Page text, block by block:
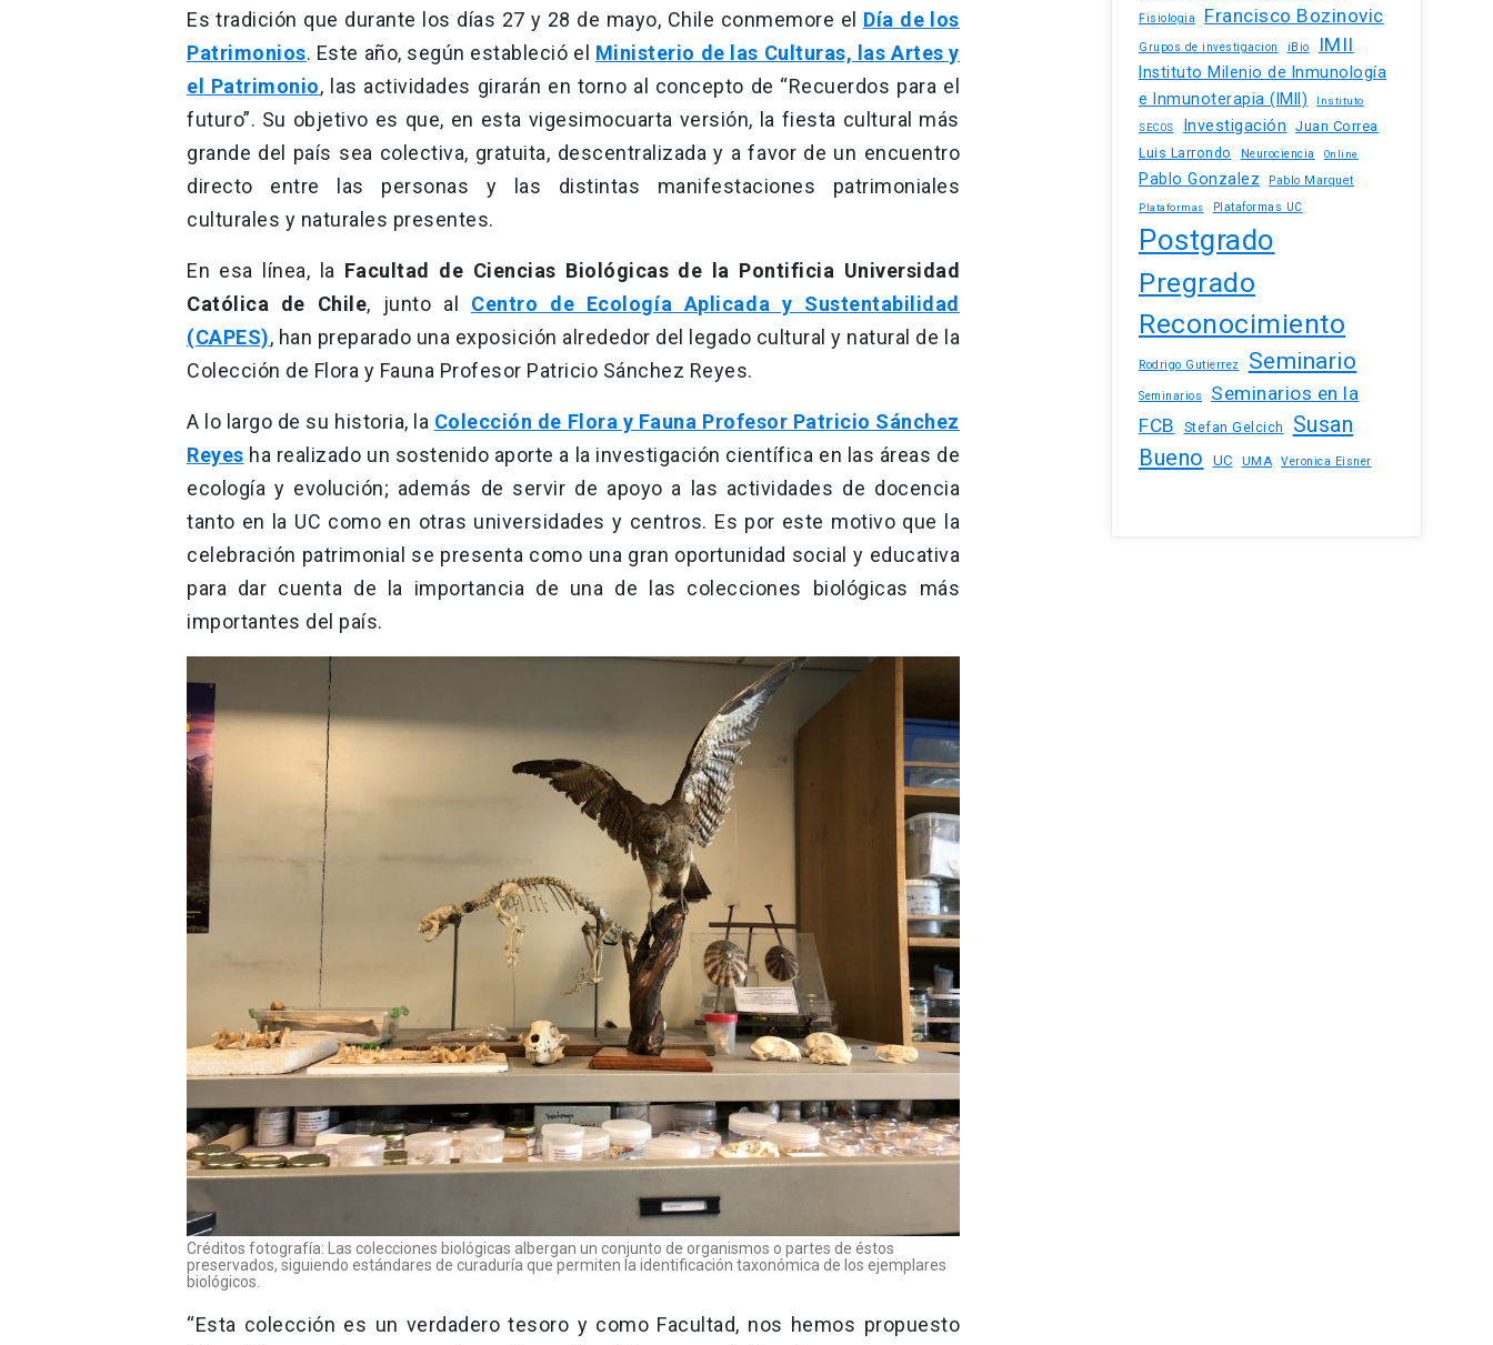
Es tradición que durante los días 27 y 28 de mayo, Chile conmemore el Día de los
Patrimonios. Este año, según estableció el Ministerio de las Culturas, las Artes y
el Patrimonio, las actividades girarán en torno al concepto de “Recuerdos para el
futuro”. Su objetivo es que, en esta vigesimocuarta versión, la fiesta cultural más
grande del país sea colectiva, gratuita, descentralizada y a favor de un encuentro
directo entre las personas y las distintas manifestaciones patrimoniales
culturales y naturales presentes.
En esa línea, la Facultad de Ciencias Biológicas de la Pontificia Universidad
Católica de Chile, junto al
Centro de Ecología Aplicada y Sustentabilidad
(CAPES), han preparado una exposición alrededor del legado cultural y natural de la
Colección de Flora y Fauna Profesor Patricio Sánchez Reyes.
A lo largo de su historia, la Colección de Flora y Fauna Profesor Patricio Sánchez
Reyes ha realizado un sostenido aporte a la investigación científica en las áreas de
ecología y evolución; además de servir de apoyo a las actividades de docencia
tanto en la UC como en otras universidades y centros. Es por este motivo que la
celebración patrimonial se presenta como una gran oportunidad social y educativa
para dar cuenta de la importancia de una de las colecciones biológicas más
importantes del país.
Créditos fotografía: Las colecciones biológicas albergan un conjunto de organismos o partes de éstos
preservados, siguiendo estándares de curaduría que permiten la identificación taxonómica de los ejemplares
biológicos.
“Esta colección es un verdadero tesoro y como Facultad, nos hemos propuesto
Fisiologia Francisco Bozinovic
Grupos de investigacion iBio IMII
Instituto Milenio de Inmunología
e Inmunoterapia (IMII)
Instituto
SECOS Investigación
Juan Correa
Luis Larrondo
Neurociencia Online
Pablo Gonzalez Pablo Marquet
Plataformas Plataformas UC
Postgrado
Pregrado
Reconocimiento
Rodrigo Gutierrez Seminario
Seminarios
Seminarios en la
FCB
Stefan Gelcich
Susan
Bueno
UC UMA Veronica Eisner